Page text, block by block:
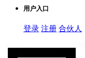
用户入口
登录 注册 合伙人